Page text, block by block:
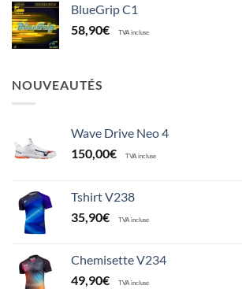
BlueGrip C1
58,90€ TVA incluse
NOUVEAUTÉS
Wave Drive Neo 4
150,00€ TVA incluse
Tshirt V238
35,90€ TVA incluse
Chemisette V234
49,90€ TVA incluse